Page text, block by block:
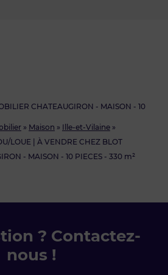
» Maison » Ille-et-Vilaine »
LOUE | À VENDRE CHEZ BLOT
- MAISON - 10 PIECES - 330 m²
CHATEAUGIRON - MAISON - 10
? Contactez-
nous !